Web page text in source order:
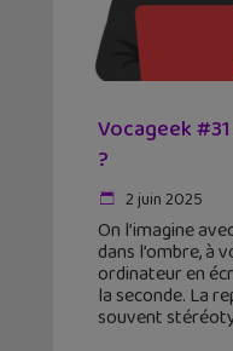
Vocageek
?
2 juin 2025
On l’imagine
dans l’ombre, à
ordinateur en
la seconde. La
souvent